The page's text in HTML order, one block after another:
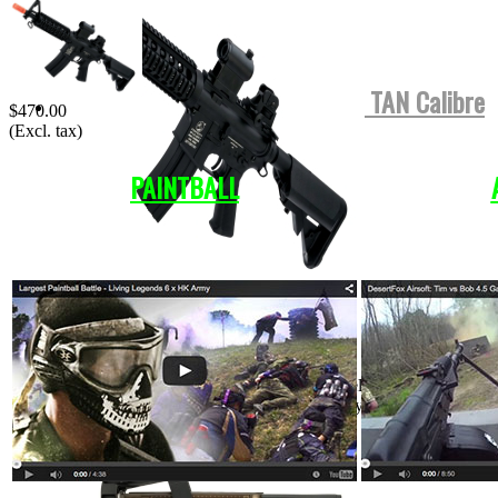
Tippmann TMC COLOR NEGRA o TAN Calibre
.68 Para...
MOSTRAR VIDEOmás detalles
FN P90 Polimero & Metal...
Length: 500mm Weight: 2540g Inner Barrel: ~290mm
Magazine Capacity: 68rd Standard Capacity. Compatible with
other similar P90...más detalles
$470.00
(Excl. tax)
PAINTBALL